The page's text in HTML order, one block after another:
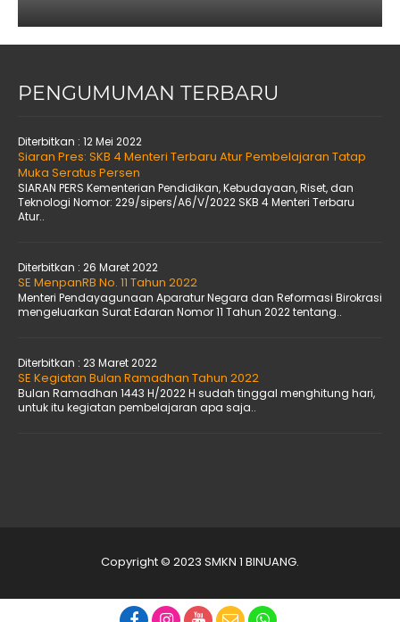
PENGUMUMAN TERBARU
Diterbitkan : 12 Mei 2022
Siaran Pres: SKB 4 Menteri Terbaru Atur Pembelajaran Tatap
Muka Seratus Persen
SIARAN PERS Kementerian Pendidikan, Kebudayaan, Riset, dan
Teknologi Nomor: 229/sipers/A6/V/2022 SKB 4 Menteri Terbaru
Atur..
Diterbitkan : 26 Maret 2022
SE MenpanRB No. 11 Tahun 2022
Menteri Pendayagunaan Aparatur Negara dan Reformasi Birokrasi
mengeluarkan Surat Edaran Nomor 11 Tahun 2022 tentang..
Diterbitkan : 23 Maret 2022
SE Kegiatan Bulan Ramadhan Tahun 2022
Bulan Ramadhan 1443 H/2022 H sudah tinggal menghitung hari,
untuk itu kegiatan pembelajaran apa saja..
Copyright © 2023 SMKN 1 BINUANG.